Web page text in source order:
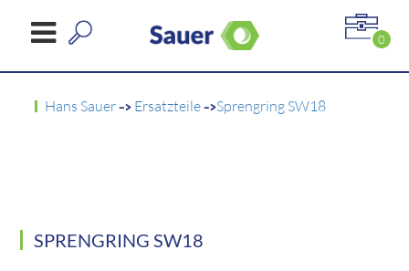
0
Hans Sauer-> Ersatzteile->Sprengring SW18
SPRENGRING SW18